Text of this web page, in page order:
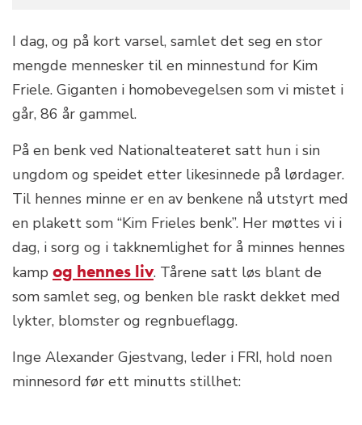
I dag, og på kort varsel, samlet det seg en stor
mengde mennesker til en minnestund for Kim
Friele. Giganten i homobevegelsen som vi mistet i
går, 86 år gammel.
På en benk ved Nationalteateret satt hun i sin
ungdom og speidet etter likesinnede på lørdager.
Til hennes minne er en av benkene nå utstyrt med
en plakett som “Kim Frieles benk”. Her møttes vi i
dag, i sorg og i takknemlighet for å minnes hennes
kamp og hennes liv. Tårene satt løs blant de
som samlet seg, og benken ble raskt dekket med
lykter, blomster og regnbueflagg.
Inge Alexander Gjestvang, leder i FRI, hold noen
minnesord før ett minutts stillhet: